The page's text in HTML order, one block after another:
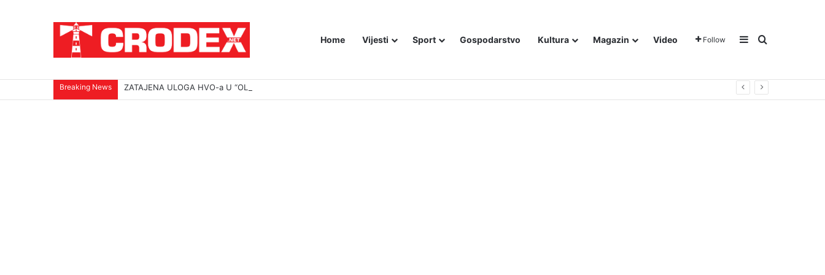
Home Vijesti Sport Gospodarstvo Kultura Magazin Video Follow Sidebar
Traži
Breaking News ZATAJENA ULOGA HVO-a U “OLUJI”